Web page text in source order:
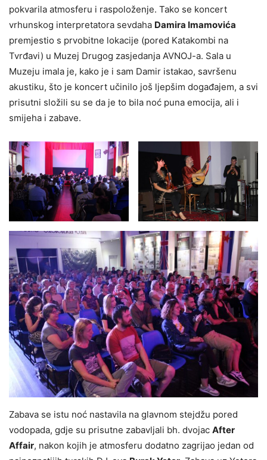
pokvarila atmosferu i raspoloženje. Tako se koncert
vrhunskog interpretatora sevdaha Damira Imamovića
premjestio s prvobitne lokacije (pored Katakombi na
Tvrđavi) u Muzej Drugog zasjedanja AVNOJ-a. Sala u
Muzeju imala je, kako je i sam Damir istakao, savršenu
akustiku, što je koncert učinilo još ljepšim događajem, a svi
prisutni složili su se da je to bila noć puna emocija, ali i
smijeha i zabave.
Zabava se istu noć nastavila na glavnom stejdžu pored
vodopada, gdje su prisutne zabavljali bh. dvojac After
Affair, nakon kojih je atmosferu dodatno zagrijao jedan od